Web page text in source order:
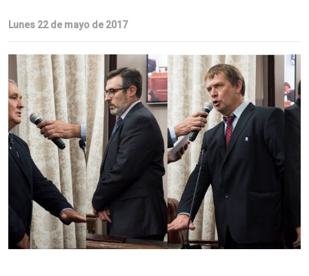
Lunes 22 de mayo de 2017